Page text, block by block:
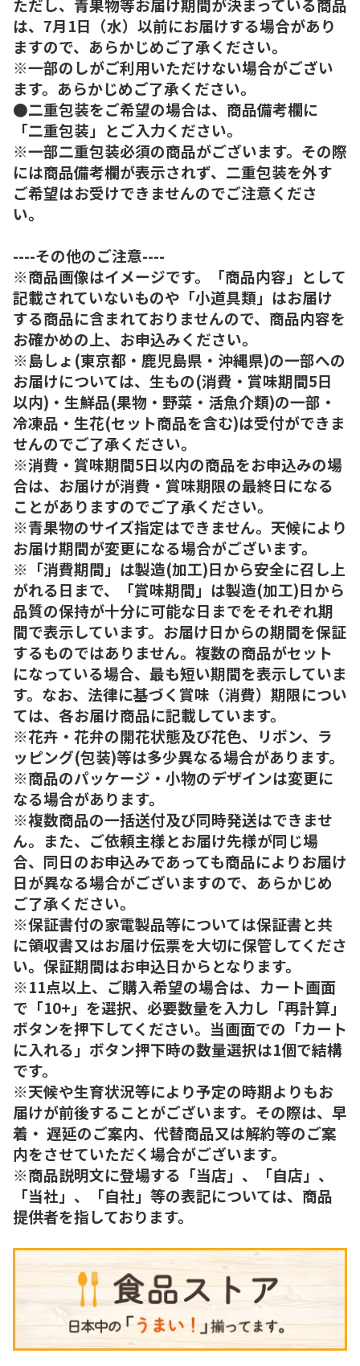
は、7月1日（水）以前にお届けする場合があり
ますので、あらかじめご了承ください。
※一部のしがご利用いただけない場合がござい
ます。あらかじめご了承ください。
●二重包装をご希望の場合は、商品備考欄に
「二重包装」とご入力ください。
※一部二重包装必須の商品がございます。その際
には商品備考欄が表示されず、二重包装を外す
ご希望はお受けできませんのでご注意くださ
い。
----その他のご注意----
※商品画像はイメージです。「商品内容」として
記載されていないものや「小道具類」はお届け
する商品に含まれておりませんので、商品内容を
お確かめの上、お申込みください。
※島しょ(東京都・鹿児島県・沖縄県)の一部への
お届けについては、生もの(消費・賞味期間5日
以内)・生鮮品(果物・野菜・活魚介類)の一部・
冷凍品・生花(セット商品を含む)は受付ができま
せんのでご了承ください。
※消費・賞味期間5日以内の商品をお申込みの場
合は、お届けが消費・賞味期限の最終日になる
ことがありますのでご了承ください。
※青果物のサイズ指定はできません。天候により
お届け期間が変更になる場合がございます。
※「消費期間」は製造(加工)日から安全に召し上
がれる日まで、「賞味期間」は製造(加工)日から
品質の保持が十分に可能な日までをそれぞれ期
間で表示しています。お届け日からの期間を保証
するものではありません。複数の商品がセット
になっている場合、最も短い期間を表示していま
す。なお、法律に基づく賞味（消費）期限につい
ては、各お届け商品に記載しています。
※花卉・花弁の開花状態及び花色、リボン、ラ
ッピング(包装)等は多少異なる場合があります。
※商品のパッケージ・小物のデザインは変更に
なる場合があります。
※複数商品の一括送付及び同時発送はできませ
ん。また、ご依頼主様とお届け先様が同じ場
合、同日のお申込みであっても商品によりお届け
日が異なる場合がございますので、あらかじめ
ご了承ください。
※保証書付の家電製品等については保証書と共
に領収書又はお届け伝票を大切に保管してくださ
い。保証期間はお申込日からとなります。
※11点以上、ご購入希望の場合は、カート画面
で「10+」を選択、必要数量を入力し「再計算」
ボタンを押下してください。当画面での「カート
に入れる」ボタン押下時の数量選択は1個で結構
です。
※天候や生育状況等により予定の時期よりもお
届けが前後することがございます。その際は、早
着・ 遅延のご案内、代替商品又は解約等のご案
内をさせていただく場合がございます。
※商品説明文に登場する「当店」、「自店」、
「当社」、「自社」等の表記については、商品
提供者を指しております。